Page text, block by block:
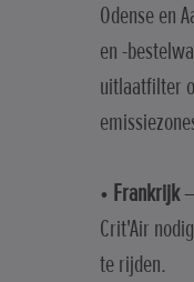
Odense en
en -
uitlaatfilter
• Frankrijk
Crit'Air
te rijden.